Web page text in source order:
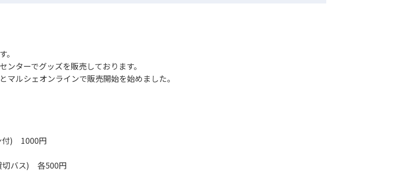
ターでグッズを販売しております。
ルシェオンラインで販売開始を始めました。
付) 1000円
ス) 各500円